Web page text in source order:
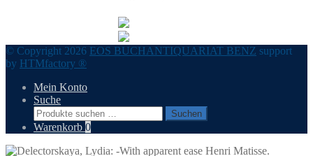
© Copyright 2026 EOS BUCHANTIQUARIAT BENZ support
by HTMfactory ®
Mein Konto
Suche
Suchen
nach:
Suchen
Warenkorb 0